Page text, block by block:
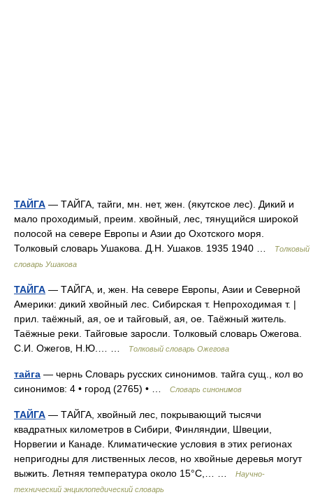
ТАЙГА — ТАЙГА, тайги, мн. нет, жен. (якутское лес). Дикий и
мало проходимый, преим. хвойный, лес, тянущийся широкой
полосой на севере Европы и Азии до Охотского моря.
Толковый словарь Ушакова. Д.Н. Ушаков. 1935 1940 …
Толковый
словарь Ушакова
ТАЙГА — ТАЙГА, и, жен. На севере Европы, Азии и Северной
Америки: дикий хвойный лес. Сибирская т. Непроходимая т. |
прил. таёжный, ая, ое и тайговый, ая, ое. Таёжный житель.
Таёжные реки. Тайговые заросли. Толковый словарь Ожегова.
С.И. Ожегов, Н.Ю.… …
Толковый словарь Ожегова
тайга — чернь Словарь русских синонимов. тайга сущ., кол во
синонимов: 4 • город (2765) • …
Словарь синонимов
ТАЙГА — ТАЙГА, хвойный лес, покрывающий тысячи
квадратных километров в Сибири, Финляндии, Швеции,
Норвегии и Канаде. Климатические условия в этих регионах
непригодны для лиственных лесов, но хвойные деревья могут
выжить. Летняя температура около 15°С,… …
Научно-
технический энциклопедический словарь